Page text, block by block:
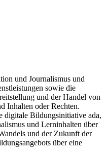
und Journalismus und
sowie die
und der Handel von
Inhalten oder Rechten.
digitale Bildungsinitiative ada,
und Lerninhalten über
und der Zukunft der
über eine